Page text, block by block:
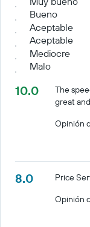
Bueno
Aceptable
Aceptable
Mediocre
Malo
10.0
The
great
Opinión
8.0
Price
Opinión